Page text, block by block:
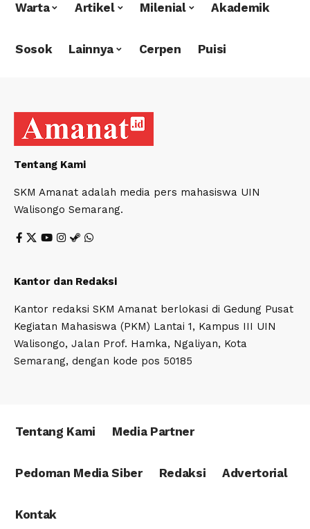
Warta Artikel Milenial Akademik
Sosok Lainnya Cerpen Puisi
Tentang Kami
SKM Amanat adalah media pers mahasiswa UIN
Walisongo Semarang.
Kantor dan Redaksi
Kantor redaksi SKM Amanat berlokasi di Gedung Pusat
Kegiatan Mahasiswa (PKM) Lantai 1, Kampus III UIN
Walisongo, Jalan Prof. Hamka, Ngaliyan, Kota
Semarang, dengan kode pos 50185
Tentang Kami Media Partner
Pedoman Media Siber Redaksi Advertorial
Kontak